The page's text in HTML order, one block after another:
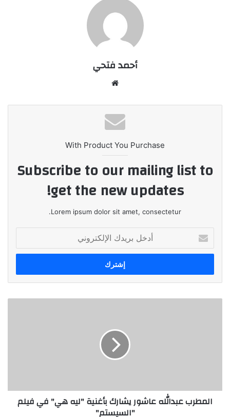
أحمد فتحي
With Product You Purchase
Subscribe to our mailing list to
get the new updates!
Lorem ipsum dolor sit amet, consectetur.
بريدك
الإلكتروني
فيلم
"السيستم"
المطرب عبدالله عاشور يشارك بأغنية "ليه هي" في فيلم
"السيستم"